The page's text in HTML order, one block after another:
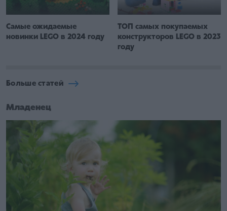
Самые ожидаемые
новинки LEGO в 2024 году
ТОП самых покупаемых
конструкторов LEGO в 2023
году
Больше статей
Младенец